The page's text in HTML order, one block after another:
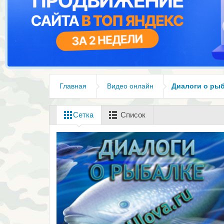
Главная Видео онлайн Диалоги о
Сетка Список